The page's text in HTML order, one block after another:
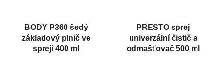
BODY P360 šedý
základový plnič ve
spreji 400 ml
PRESTO sprej
univerzální čistič a
odmašťovač 500 ml